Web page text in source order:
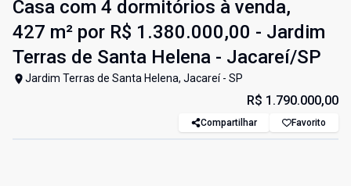
Casa com 4 dormitórios à venda,
427 m² por R$ 1.380.000,00 - Jardim
Terras de Santa Helena - Jacareí/SP
Jardim Terras de Santa Helena, Jacareí - SP
R$ 1.790.000,00
Compartilhar Favorito